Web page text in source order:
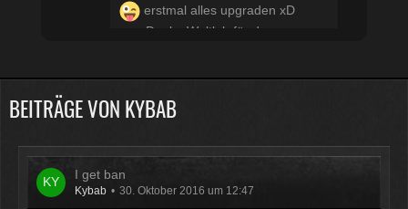
erstmal alles upgraden xD
usw Danke Woltlab für den
Physicus
13:47
McCracker007
BEITRÄGE VON KYBAB
I get ban
Kybab 30. Oktober 2016 um 12:47